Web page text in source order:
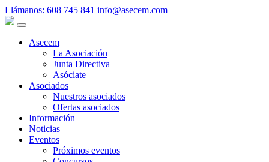
Llámanos: 608 745 841 info@asecem.com
Asecem
La Asociación
Junta Directiva
Asóciate
Asociados
Nuestros asociados
Ofertas asociados
Información
Noticias
Eventos
Próximos eventos